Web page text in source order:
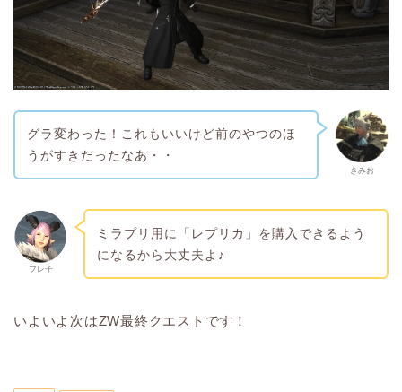
きみお
グラ変わった！これもいいけど前のやつのほ
うがすきだったなあ・・
フレ子
ミラプリ用に「レプリカ」を購入できるよう
になるから大丈夫よ♪
いよいよ次はZW最終クエストです！